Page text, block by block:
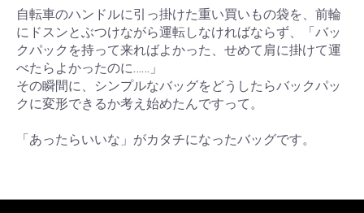
自転車のハンドルに引っ掛けた重い買いもの袋を、前輪
にドスンとぶつけながら運転しなければならず、「バッ
クパックを持って来ればよかった、せめて肩に掛けて運
べたらよかったのに……」
その瞬間に、シンプルなバッグをどうしたらバックパッ
クに変形できるか考え始めたんですって。
「あったらいいな」がカタチになったバッグです。